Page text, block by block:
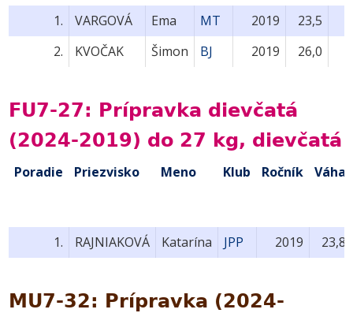
1.
VARGOVÁ Ema MT 2019
23,5
2.
KVOČAK Šimon BJ 2019 26,0
FU7-27: Prípravka dievčatá
(2024-2019) do 27 kg, dievčatá
Poradie Priezvisko Meno Klub Ročník Váha
1. RAJNIAKOVÁ Katarína JPP 2019 23,8
MU7-32: Prípravka (2024-